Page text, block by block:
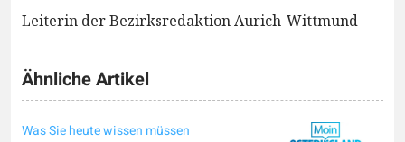
Leiterin der Bezirksredaktion Aurich-Wittmund
Ähnliche Artikel
Was Sie heute wissen müssen